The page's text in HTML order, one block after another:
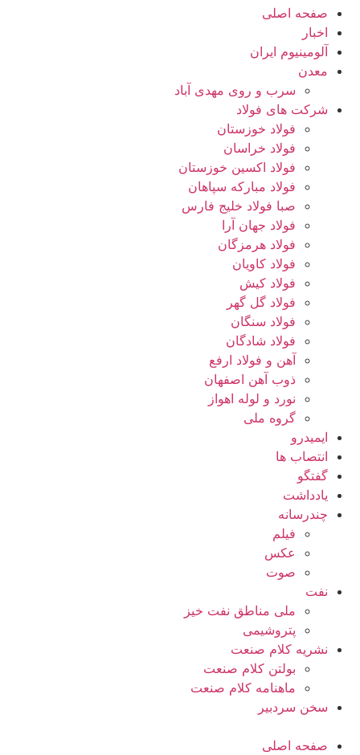
صفحه اصلی
اخبار
آلومینیوم ایران
معدن
سرب و روی مهدی آباد
شرکت های فولاد
فولاد خوزستان
فولاد خراسان
فولاد اکسین خوزستان
فولاد مبارکه سپاهان
صبا فولاد خلیج فارس
فولاد جهان آرا
فولاد هرمزگان
فولاد کاویان
فولاد کیش
فولاد گل گهر
فولاد سنگان
فولاد شادگان
آهن و فولاد ارفع
ذوب آهن اصفهان
نورد و لوله اهواز
گروه ملی
ایمیدرو
انتصاب ها
گفتگو
یادداشت
چندرسانه
فیلم
عکس
صوت
نفت
ملی مناطق نفت خیز
پتروشیمی
نشریه کلام صنعت
بولتن کلام صنعت
ماهنامه کلام صنعت
سخن سردبیر
صفحه اصلی